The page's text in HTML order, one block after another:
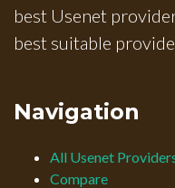
best Usenet
best suitable
Navigation
All Usenet
Compare